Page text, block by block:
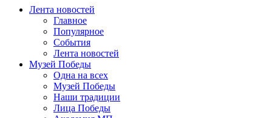
Лента новостей
Главное
Популярное
События
Лента новостей
Музей Победы
Одна на всех
Музей Победы
Наши традиции
Лица Победы